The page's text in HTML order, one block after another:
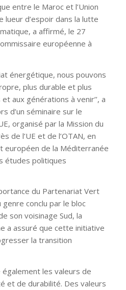
entre le Maroc et l’Union
lueur d’espoir dans la lutte
a affirmé, le 27
européenne à
énergétique, nous pouvons
plus durable et plus
aux générations à venir’’, a
d’un séminaire sur le
organisé par la Mission du
de l’UE et de l’OTAN, en
européen de la Méditerranée
études politiques
du Partenariat Vert
conclu par le bloc
son voisinage Sud, la
a assuré que cette initiative
la transition
également les valeurs de
et de durabilité. Des valeurs